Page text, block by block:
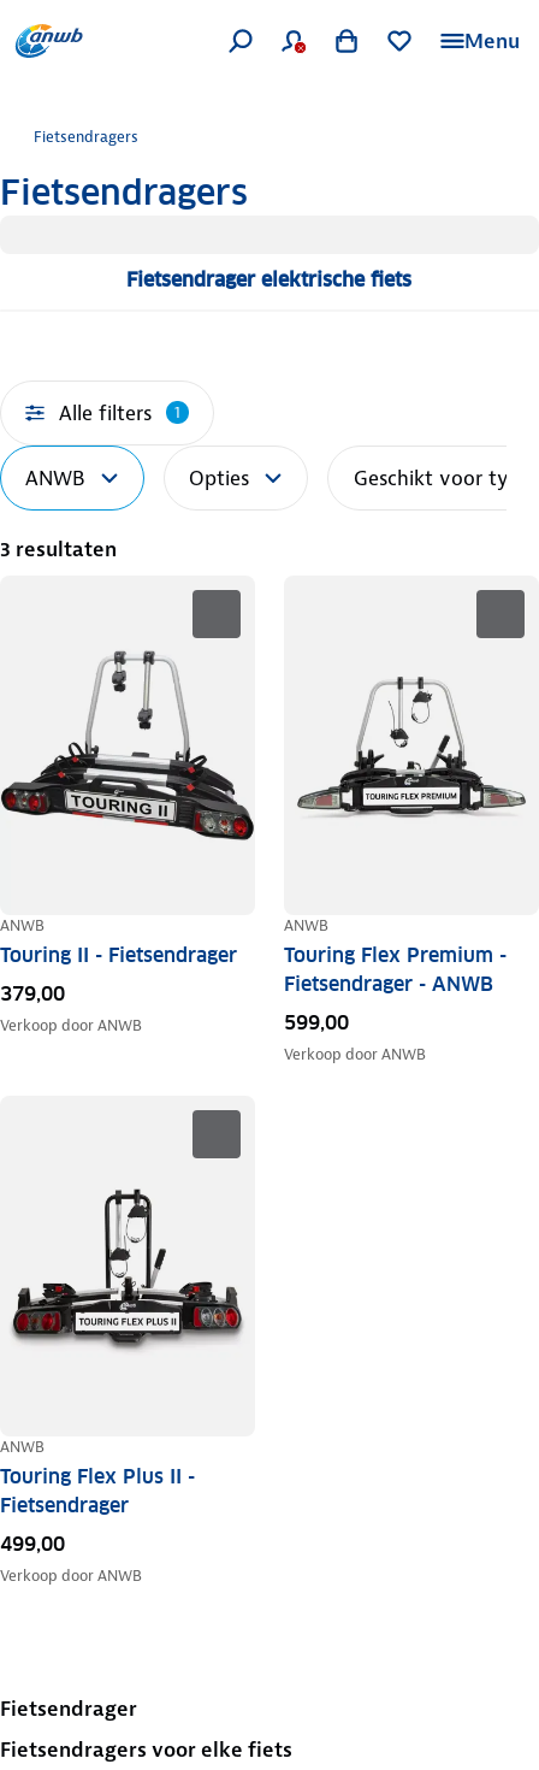
Menu
Fietsendragers
Fietsendragers
Fietsendrager elektrische fiets
Alle filters 1
ANWB Opties Geschikt voor type
3 resultaten
ANWB
Touring II - Fietsendrager
379,00
Verkoop doorANWB
ANWB
Touring Flex Premium -
Fietsendrager - ANWB
599,00
Verkoop doorANWB
ANWB
Touring Flex Plus II -
Fietsendrager
499,00
Verkoop doorANWB
Fietsendrager
Fietsendragers voor elke fiets